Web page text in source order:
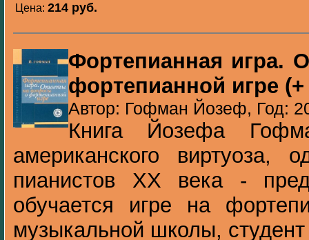
Цена: 214 pуб.
Фортепианная игра.
фортепианной игре (+
Автор: Гофман Йозеф, Год:
Книга Йозефа
американского виртуоза,
пианистов ХХ века -
обучается игре на
музыкальной школы,